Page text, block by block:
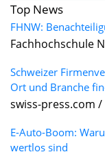
Top News
FHNW:
Fachhochschule
Schweizer
Ort und Branche
swiss-press.com /
E-Auto-Boom:
wertlos sind